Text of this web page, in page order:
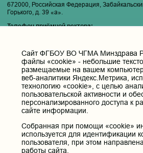
672000, Российская Федерация,
Горького, д. 39 «а».
Телефон приёмной ректора:
Электронная почта:
pochta@chitgma.ru
Официальная группа «ВКонтакте»:
https://vk.com/news_chgma
Официальный канал «Телеграмм»:
https://t.me/chgma75
https://max.ru/id7536010483_gos
Cайт ФГБОУ ВО ЧГМА Минздрава
файлы «cookie» - небольшие
размещаемые на вашем
веб-аналитики Яндекс.Метрика,
технологию «cookie», с целью
пользовательской активности и
персонализированного доступа к
сайте информации.
Собранная при помощи «cookie»
используется для идентификации
пользователя, при этом
работы сайта.